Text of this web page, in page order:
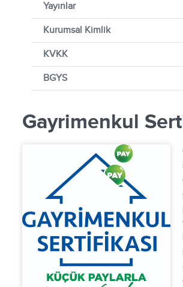
Yayınlar
Kurumsal Kimlik
KVKK
BGYS
Gayrimenkul